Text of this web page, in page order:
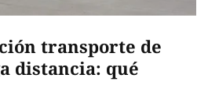
transporte de
distancia: qué